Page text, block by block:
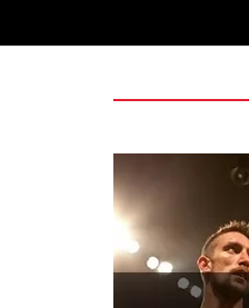
Η Αντωνία
καριέρας
στην
Νέα επίσημα